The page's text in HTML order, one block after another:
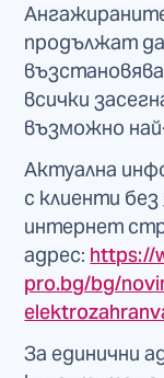
продължат
всички
възможно
Актуална
с клиенти
интернет
адрес: https://
pro.bg/bg/
За единични